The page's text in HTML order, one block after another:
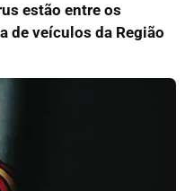
estão entre os
de veículos da Região